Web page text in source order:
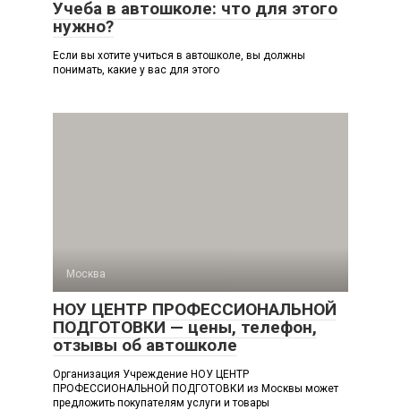
Учеба в автошколе: что для этого
нужно?
Если вы хотите учиться в автошколе, вы должны
понимать, какие у вас для этого
Москва
НОУ ЦЕНТР ПРОФЕССИОНАЛЬНОЙ
ПОДГОТОВКИ — цены, телефон,
отзывы об автошколе
Организация Учреждение НОУ ЦЕНТР
ПРОФЕССИОНАЛЬНОЙ ПОДГОТОВКИ из Москвы может
предложить покупателям услуги и товары